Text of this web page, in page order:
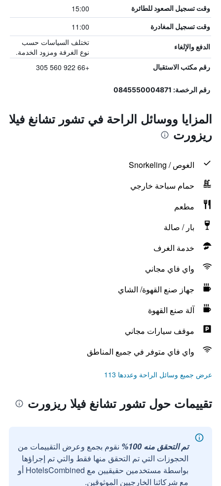
وقت تسجيل الصعود للطائرة 15:00
وقت تسجيل المغادرة 11:00
الدفع والإلغاء
تختلف السياسات حسب
نوع الغرفة ومزود الخدمة.
رقم مكتب الاستقبال +66 922 560 305
رقم الرخصة: 0845550004871
المزايا ووسائل الراحة في تشور تشانغ فيلا
ريزورت
الغوص / Snorkeling
حمام سباحة خارجي
مطعم
بار / صالة
خدمة الغرف
واي فاي مجاني
جهاز صنع القهوة/ الشاي
آلة صنع القهوة
موقف سيارات مجاني
واي فاي متوفر في جميع المناطق
عرض جميع وسائل الراحة وعددها 113
تقييمات حول تشور تشانغ فيلا ريزورت
تم التحقق منه 100%
نقوم بجمع وعرض التقييمات من
الحجوزات التي تم التحقق منها فقط والتي تم إجراؤها
بواسطة مستخدمين حقيقيين مع HotelsCombined أو
مع شركائنا الخارجيين الموثوقين.